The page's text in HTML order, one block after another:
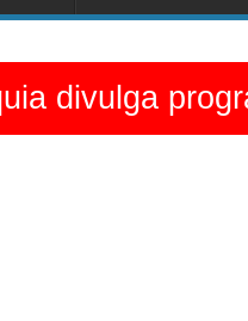
divulga